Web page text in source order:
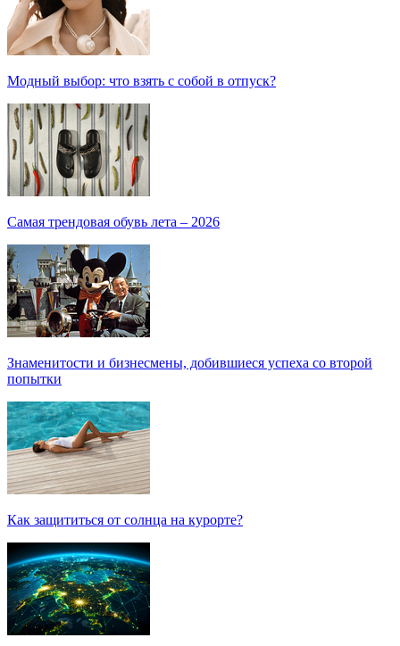
Модный выбор: что взять с собой в отпуск?
Самая трендовая обувь лета – 2026
Знаменитости и бизнесмены, добившиеся успеха со второй
попытки
Как защититься от солнца на курорте?